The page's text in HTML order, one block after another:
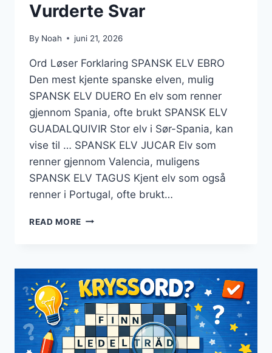
Vurderte Svar
By Noah juni 21, 2026
Ord Løser Forklaring SPANSK ELV EBRO
Den mest kjente spanske elven, mulig
SPANSK ELV DUERO En elv som renner
gjennom Spania, ofte brukt SPANSK ELV
GUADALQUIVIR Stor elv i Sør-Spania, kan
vise til … SPANSK ELV JUCAR Elv som
renner gjennom Valencia, muligens
SPANSK ELV TAGUS Kjent elv som også
renner i Portugal, ofte brukt…
READ MORE SPANSK
LØSERENS
VEILEDNING
OG
VURDERTE
SVAR